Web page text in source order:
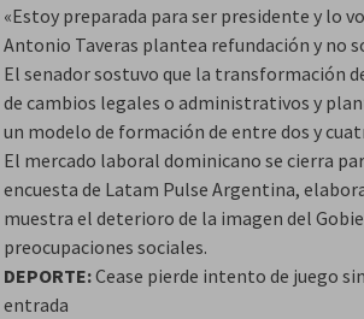
«Estoy preparada para ser presidente y lo
Antonio Taveras plantea refundación y no
El senador sostuvo que la transformación
de cambios legales o administrativos y
un modelo de formación de entre dos y
El mercado laboral dominicano se cierra
encuesta de Latam Pulse Argentina,
muestra el deterioro de la imagen del
preocupaciones sociales.
DEPORTE:Cease pierde intento de juego
entrada